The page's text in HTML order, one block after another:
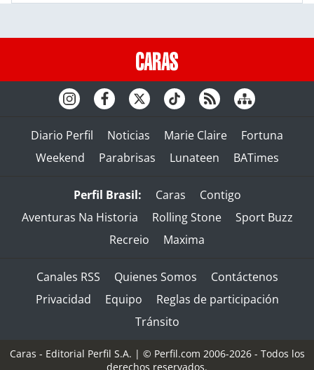
Diario Perfil Noticias Marie Claire
Fortuna
Weekend
Parabrisas Lunateen BATimes
Perfil Brasil: Caras
Contigo
Aventuras Na Historia
Rolling Stone
Sport Buzz
Recreio
Maxima
Canales RSS Quienes Somos
Contáctenos
Privacidad
Equipo
Reglas de participación
Tránsito
Caras - Editorial Perfil S.A. | © Perfil.com 2006-2026 - Todos los
derechos reservados.